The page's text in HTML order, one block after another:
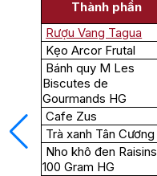
Thành phần
Rượu Vang Tagua
Kẹo Arcor Frutal
Bánh quy M Les
Biscutes de
Gourmands HG
Cafe Zus
Trà xanh Tân Cương
Nho khô đen Raisins
100 Gram HG